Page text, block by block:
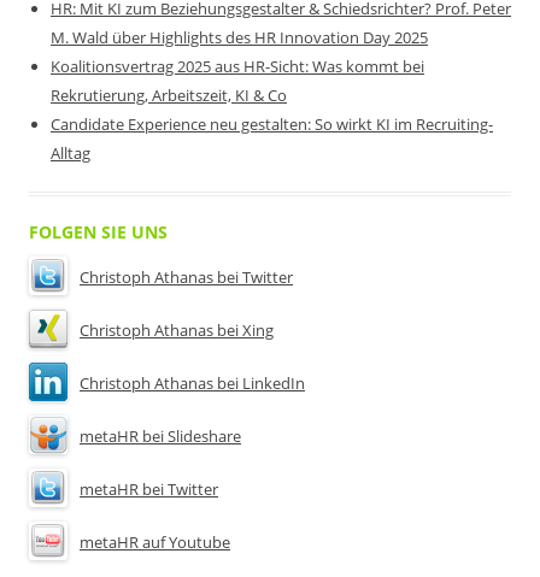
HR: Mit KI zum Beziehungsgestalter & Schiedsrichter? Prof. Peter
M. Wald über Highlights des HR Innovation Day 2025
Koalitionsvertrag 2025 aus HR-Sicht: Was kommt bei
Rekrutierung, Arbeitszeit, KI & Co
Candidate Experience neu gestalten: So wirkt KI im Recruiting-
Alltag
FOLGEN SIE UNS
Christoph Athanas bei Twitter
Christoph Athanas bei Xing
Christoph Athanas bei LinkedIn
metaHR bei Slideshare
metaHR bei Twitter
metaHR auf Youtube